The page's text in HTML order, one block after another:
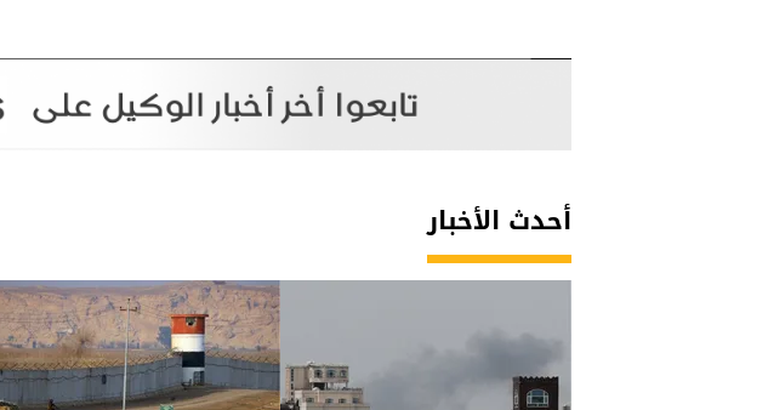
أحدث الأخبار